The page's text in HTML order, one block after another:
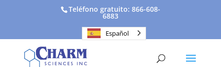
Teléfono gratuito: 866-608-
6883
Español